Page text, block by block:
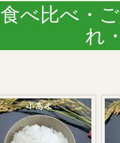
食べ比べ・
れ